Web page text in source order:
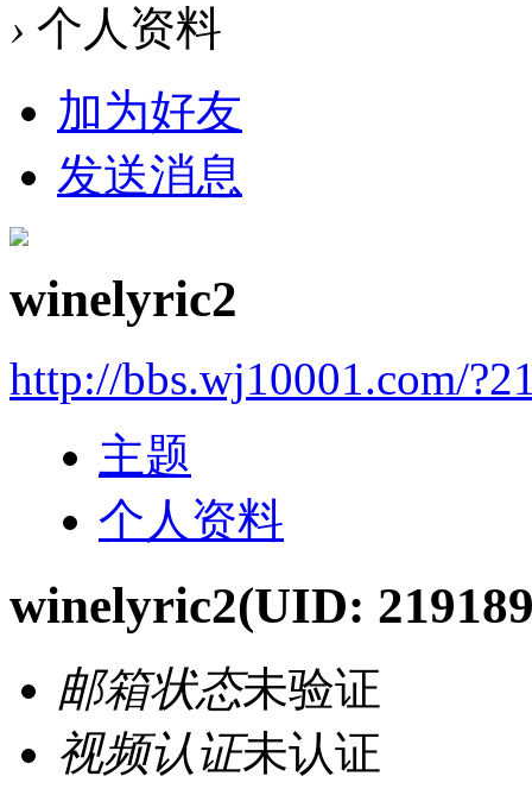
› 个人资料
加为好友
发送消息
winelyric2
http://bbs.wj10001.com/
主题
个人资料
winelyric2(UID:
邮箱状态未验证
视频认证未认证